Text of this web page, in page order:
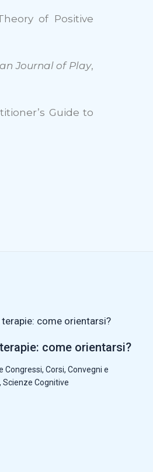
of Positive
Journal of Play,
Guide to
come orientarsi?
Congressi,Corsi, Convegni e
,Scienze Cognitive